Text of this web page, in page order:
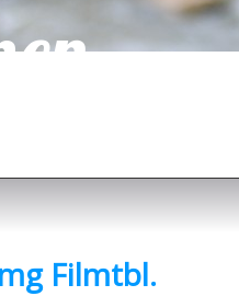
Filmtbl.